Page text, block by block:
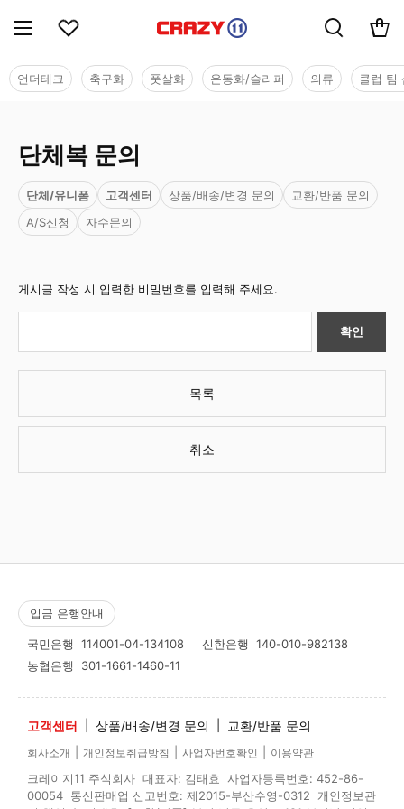
언더테크 축구화 풋살화 운동화/슬리퍼 의류 클럽 팀
단체복 문의
단체/유니폼 고객센터 상품/배송/변경 문의
교환/반품 문의
A/S신청
자수문의
게시글 작성 시 입력한 비밀번호를 입력해 주세요.
확인
목록
취소
입금 은행안내
국민은행 114001-04-134108 신한은행 140-010-982138
농협은행 301-1661-1460-11
고객센터 상품/배송/변경 문의 교환/반품 문의
회사소개 개인정보취급방침 사업자번호확인 이용약관
크레이지11 주식회사 대표자: 김태효 사업자등록번호: 452-86-
00054 통신판매업 신고번호: 제2015-부산수영-0312 개인정보관